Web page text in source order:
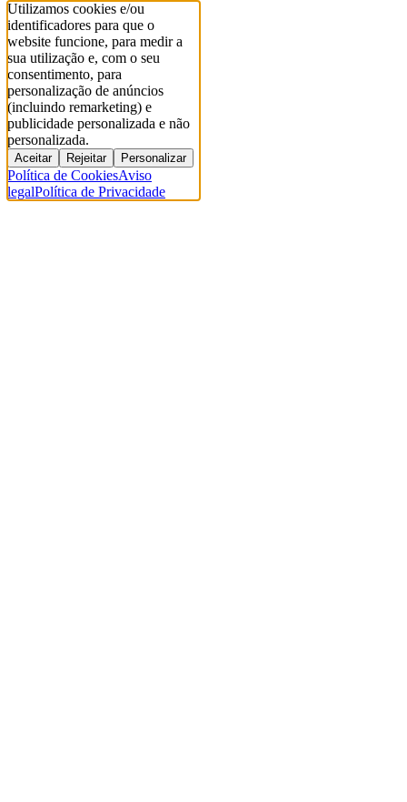
Utilizamos cookies e/ou
identificadores para que o
website funcione, para medir a
sua utilização e, com o seu
consentimento, para
personalização de anúncios
(incluindo remarketing) e
publicidade personalizada e não
personalizada.
Aceitar Rejeitar Personalizar
Política de CookiesAviso
legalPolítica de Privacidade